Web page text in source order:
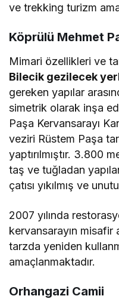
ve trekking turizm
Köprülü Mehmet
Mimari özellikleri ve
Bilecik gezilecek
gereken yapılar
simetrik olarak inşa
Paşa Kervansarayı
veziri Rüstem Paşa
yaptırılmıştır. 3.800
taş ve tuğladan
çatısı yıkılmış ve
2007 yılında
kervansarayın
tarzda yeniden
amaçlanmaktadır.
Orhangazi Camii